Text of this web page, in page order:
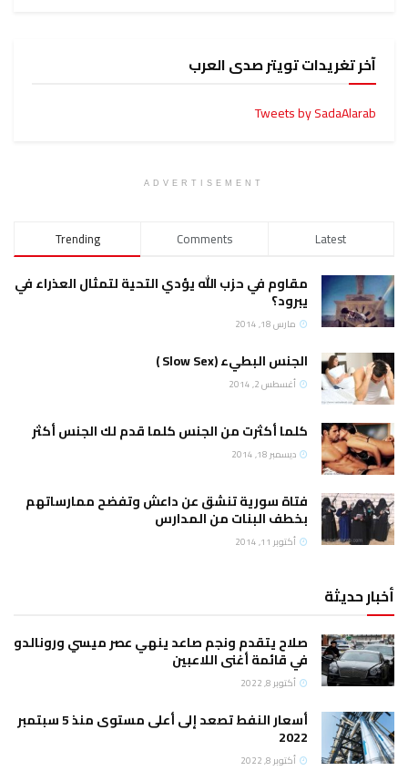
آخر تغريدات تويتر صدى العرب
Tweets by SadaAlarab
ADVERTISEMENT
Trending Comments Latest
مقاوم في حزب الله يؤدي التحية لتمثال العذراء في
يبرود؟
مارس 18, 2014
الجنس البطيء (Slow Sex )
أغسطس 2, 2014
كلما أكثرت من الجنس كلما قدم لك الجنس أكثر
ديسمبر 18, 2014
فتاة سورية تنشق عن داعش وتفضح ممارساتهم
بخطف البنات من المدارس
أكتوبر 11, 2014
أخبار حديثة
صلاح يتقدم ونجم صاعد ينهي عصر ميسي ورونالدو
في قائمة أغنى اللاعبين
أكتوبر 8, 2022
أسعار النفط تصعد إلى أعلى مستوى منذ 5 سبتمبر
2022
أكتوبر 8, 2022